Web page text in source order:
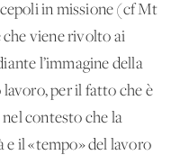
in missione (cf Mt
che viene rivolto ai
l’immagine della
per il fatto che è
contesto che la
e il «tempo» del lavoro